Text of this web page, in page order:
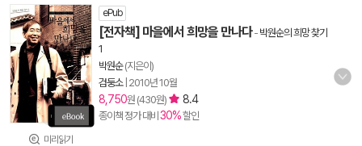
미리읽기
ePub
[전자책] 마을에서 희망을 만나다- 박원순의 희망 찾기
1
박원순(지은이)
검둥소| 2010년 10월
8,750원 (430원) 8.4
종이책 정가 대비 30%할인